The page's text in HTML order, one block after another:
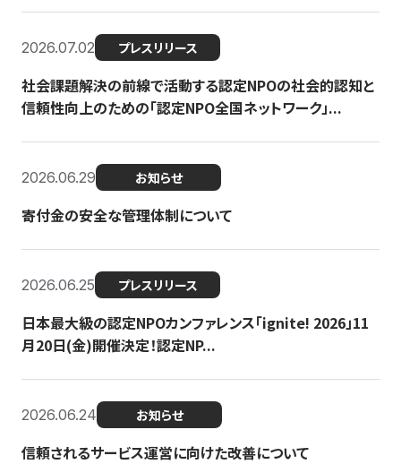
2026.07.02 プレスリリース
社会課題解決の前線で活動する認定NPOの社会的認知と
信頼性向上のための「認定NPO全国ネットワーク」...
2026.06.29 お知らせ
寄付金の安全な管理体制について
2026.06.25 プレスリリース
日本最大級の認定NPOカンファレンス「ignite! 2026」11
月20日(金)開催決定！認定NP...
2026.06.24 お知らせ
信頼されるサービス運営に向けた改善について